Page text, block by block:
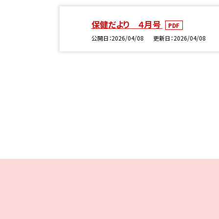
保健だより ４月号
PDF
公開日 2026/04/08 更新日 2026/04/08